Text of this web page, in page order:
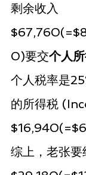
剩余收入
0)要交个人
个人税率是
的所得税
综上，老张